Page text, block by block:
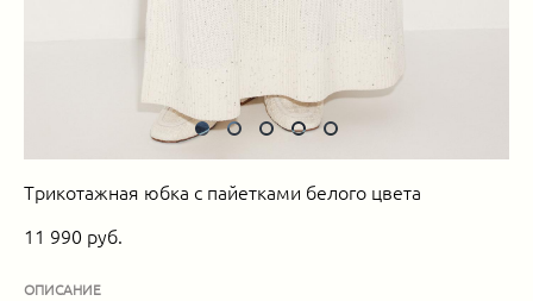
Трикотажная юбка с пайетками белого цвета
11 990 pуб.
ОПИСАНИЕ